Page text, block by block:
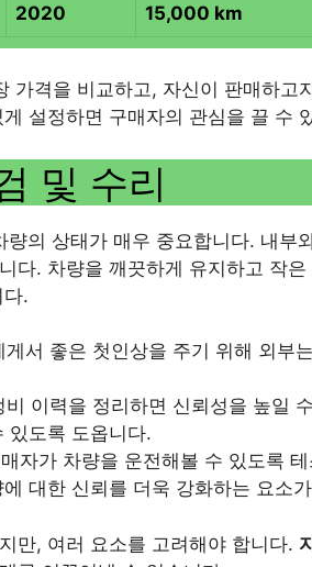
2020 15,000 km
가격을 비교하고, 자신이 판매하고
설정하면 구매자의 관심을 끌 수
및 수리
량의 상태가 매우 중요합니다. 내부
다. 차량을 깨끗하게 유지하고 작
.
서 좋은 첫인상을 주기 위해 외부
이력을 정리하면 신뢰성을 높일
있도록 도옵니다.
자가 차량을 운전해볼 수 있도록
대한 신뢰를 더욱 강화하는 요소
만, 여러 요소를 고려해야 합니다.